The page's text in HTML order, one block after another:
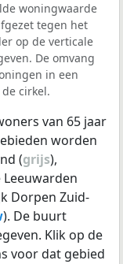
woningwaarde
tegen het
op de verticale
De omvang
in een
cirkel.
van 65 jaar
worden
(grijs),
Dorpen Zuid-
). De buurt
Klik op de
voor dat gebied